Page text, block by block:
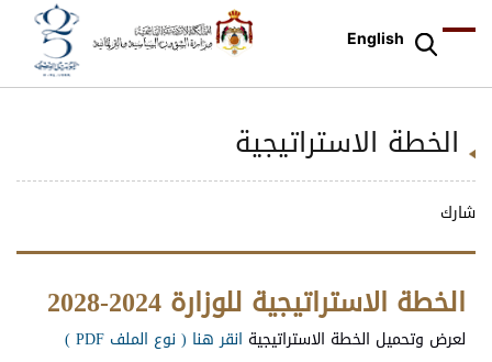
English
الخطة الاستراتيجية
شارك
الخطة الاستراتيجية للوزارة 2024-2028
لعرض وتحميل الخطة الاستراتيجية انقر هنا ( نوع الملف PDF )